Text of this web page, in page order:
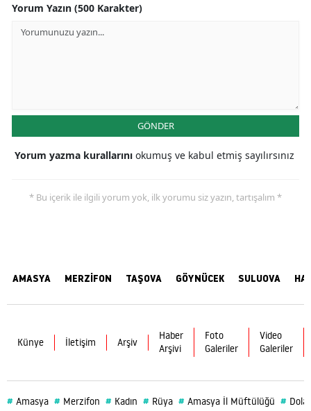
Yorum Yazın (500 Karakter)
GÖNDER
Yorum yazma kurallarını okumuş ve kabul etmiş sayılırsınız
* Bu içerik ile ilgili yorum yok, ilk yorumu siz yazın, tartışalım *
AMASYA MERZİFON TAŞOVA GÖYNÜCEK SULUOVA
Künye İletişim Arşiv
Haber
Arşivi
Foto
Galeriler
Video
Galeriler
# Amasya # Merzifon # Kadın # Rüya # Amasya İl Müftülüğü # Dolar